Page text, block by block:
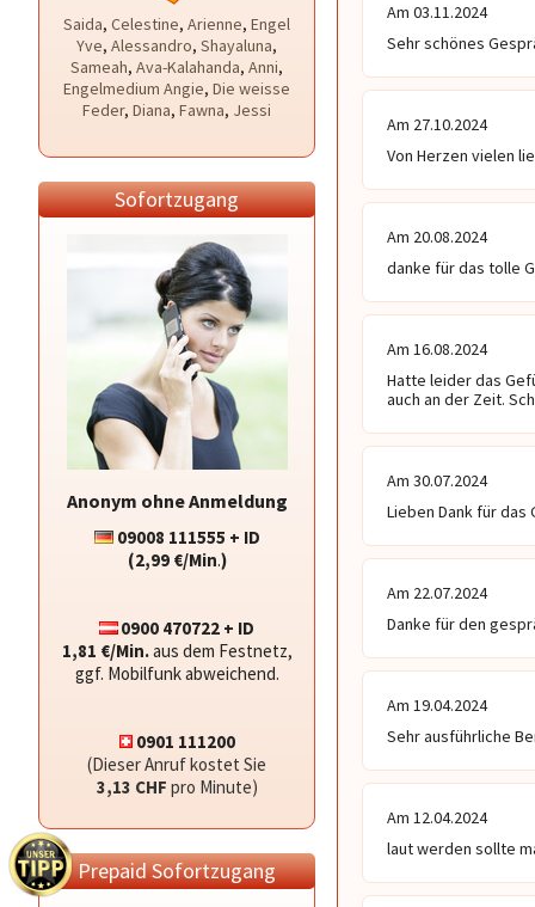
Saida, Celestine, Arienne, Engel
Yve, Alessandro, Shayaluna,
Sameah, Ava-Kalahanda, Anni,
Engelmedium Angie, Die weisse
Feder, Diana, Fawna, Jessi
Sofortzugang
Anonym ohne Anmeldung
09008 111555 + ID
(2,99 €/Min.)
0900 470722 + ID
1,81 €/Min.aus dem Festnetz,
ggf. Mobilfunk abweichend.
0901 111200
(Dieser Anruf kostet Sie
3,13 CHF pro Minute)
Prepaid Sofortzugang
Am 03.11.2024
Sehr schönes
Am 27.10.2024
Von Herzen vielen
Am 20.08.2024
danke für das tolle
Am 16.08.2024
Hatte leider das
auch an der Zeit.
Am 30.07.2024
Lieben Dank für
Am 22.07.2024
Danke für den
Am 19.04.2024
Sehr ausführliche
Am 12.04.2024
laut werden sollte